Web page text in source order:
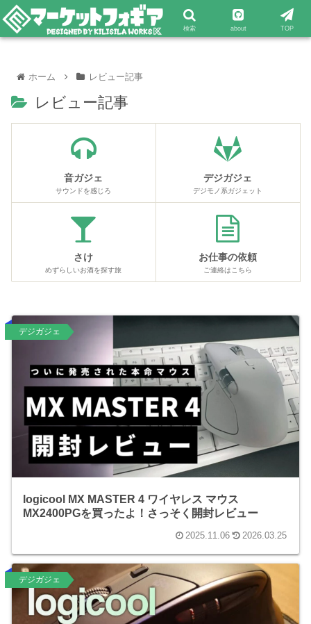
ホーム レビュー記事
レビュー記事
音ガジェ
サウンドを感じろ
デジガジェ
デジモノ系ガジェット
さけ
めずらしいお酒を探す旅
お仕事の依頼
ご連絡はこちら
デジガジェ
logicool MX MASTER 4 ワイヤレス マウス
MX2400PGを買ったよ！さっそく開封レビュー
2025.11.06 2026.03.25
デジガジェ
検索 about TOP